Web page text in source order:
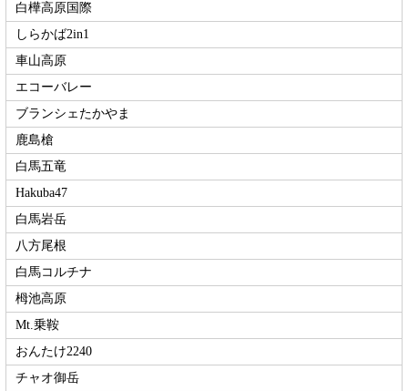
白樺高原国際
しらかば2in1
車山高原
エコーバレー
ブランシェたかやま
鹿島槍
白馬五竜
Hakuba47
白馬岩岳
八方尾根
白馬コルチナ
栂池高原
Mt.乗鞍
おんたけ2240
チャオ御岳